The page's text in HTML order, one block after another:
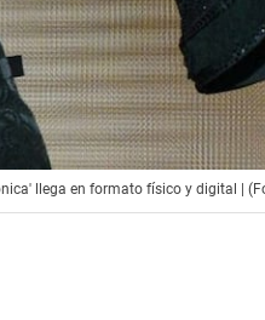
llega en formato físico y digital |